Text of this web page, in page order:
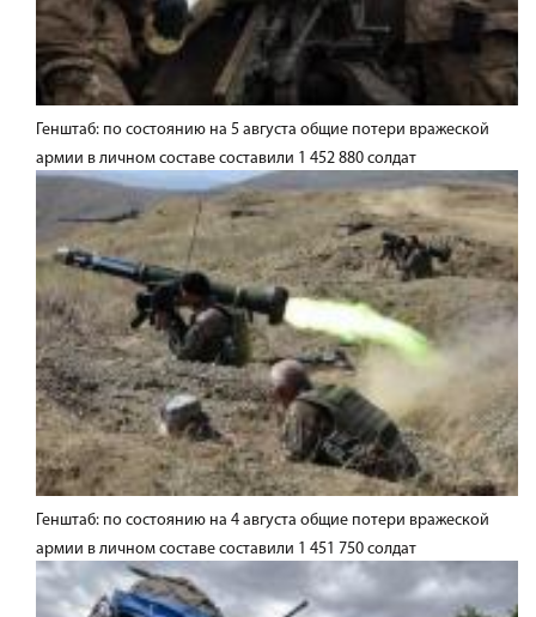
Генштаб: по состоянию на 5 августа общие потери вражеской
армии в личном составе составили 1 452 880 солдат
Генштаб: по состоянию на 4 августа общие потери вражеской
армии в личном составе составили 1 451 750 солдат